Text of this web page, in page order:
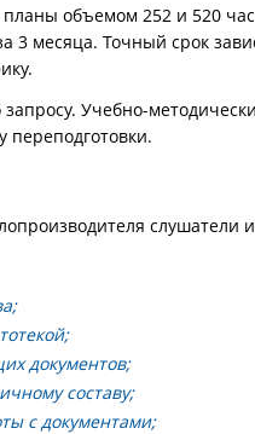
объемом 252 и 520
3 месяца. Точный срок
Учебно-
переподготовки.
слушатели
документов;
составу;
с документами;